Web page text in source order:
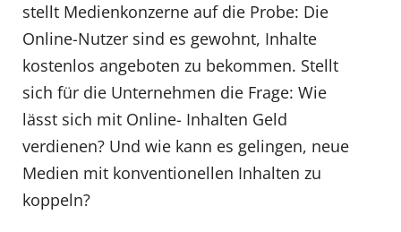
stellt Medienkonzerne auf die Probe: Die
Online-Nutzer sind es gewohnt, Inhalte
kostenlos angeboten zu bekommen. Stellt
sich für die Unternehmen die Frage: Wie
lässt sich mit Online- Inhalten Geld
verdienen? Und wie kann es gelingen, neue
Medien mit konventionellen Inhalten zu
koppeln?